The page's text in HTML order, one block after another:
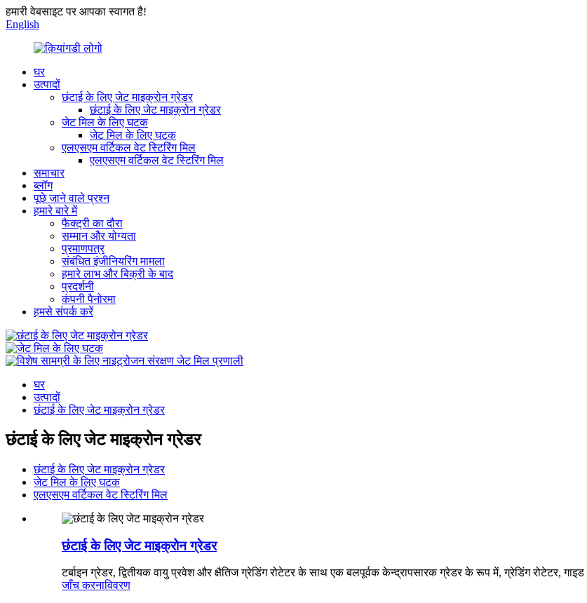
हमारी वेबसाइट पर आपका स्वागत है!
English
घर
उत्पादों
छंटाई के लिए जेट माइक्रोन ग्रेडर
छंटाई के लिए जेट माइक्रोन ग्रेडर
जेट मिल के लिए घटक
जेट मिल के लिए घटक
एलएसएम वर्टिकल वेट स्टिरिंग मिल
एलएसएम वर्टिकल वेट स्टिरिंग मिल
समाचार
ब्लॉग
पूछे जाने वाले प्रश्न
हमारे बारे में
फैक्ट्री का दौरा
सम्मान और योग्यता
प्रमाणपत्र
संबंधित इंजीनियरिंग मामला
हमारे लाभ और बिक्री के बाद
प्रदर्शनी
कंपनी पैनोरमा
हमसे संपर्क करें
घर
उत्पादों
छंटाई के लिए जेट माइक्रोन ग्रेडर
छंटाई के लिए जेट माइक्रोन ग्रेडर
छंटाई के लिए जेट माइक्रोन ग्रेडर
जेट मिल के लिए घटक
एलएसएम वर्टिकल वेट स्टिरिंग मिल
छंटाई के लिए जेट माइक्रोन ग्रेडर
टर्बाइन ग्रेडर, द्वितीयक वायु प्रवेश और क्षैतिज ग्रेडिंग रोटेटर के साथ एक बलपूर्वक केन्द्रापसारक ग्रेडर के रूप में, ग्रेडिंग रोटेटर,
जाँच करनाविवरण